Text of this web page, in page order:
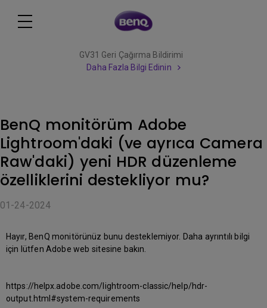
GV31 Geri Çağırma Bildirimi
Daha Fazla Bilgi Edinin
BenQ monitörüm Adobe
Lightroom'daki (ve ayrıca Camera
Raw'daki) yeni HDR düzenleme
özelliklerini destekliyor mu?
01-24-2024
Hayır, BenQ monitörünüz bunu desteklemiyor. Daha ayrıntılı bilgi
için lütfen Adobe web sitesine bakın.
https://helpx.adobe.com/lightroom-classic/help/hdr-
output.html#system-requirements